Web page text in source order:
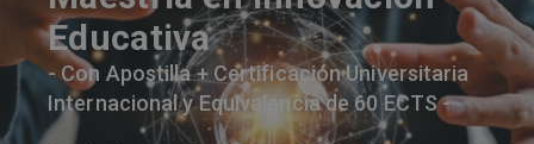
Educativa
- Con Apostilla + Certificación Universitaria
Internacional y Equivalencia de 60 ECTS -